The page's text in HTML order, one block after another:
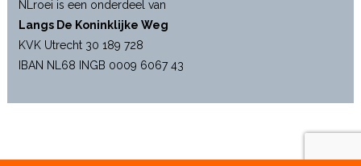
NLroei is een onderdeel van
Langs De Koninklijke Weg
KVK Utrecht 30 189 728
IBAN NL68 INGB 0009 6067 43